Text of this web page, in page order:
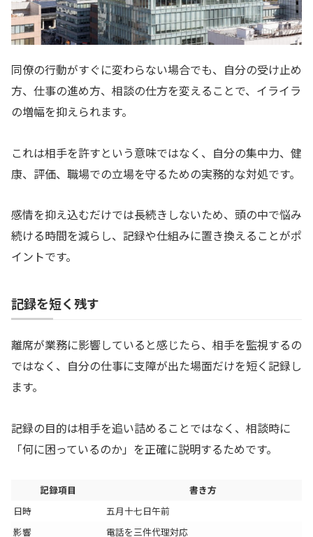
同僚の行動がすぐに変わらない場合でも、自分の受け止め
方、仕事の進め方、相談の仕方を変えることで、イライラ
の増幅を抑えられます。
これは相手を許すという意味ではなく、自分の集中力、健
康、評価、職場での立場を守るための実務的な対処です。
感情を抑え込むだけでは長続きしないため、頭の中で悩み
続ける時間を減らし、記録や仕組みに置き換えることがポ
イントです。
記録を短く残す
離席が業務に影響していると感じたら、相手を監視するの
ではなく、自分の仕事に支障が出た場面だけを短く記録し
ます。
記録の目的は相手を追い詰めることではなく、相談時に
「何に困っているのか」を正確に説明するためです。
記録項目
書き方
日時
五月十七日午前
影響
電話を三件代理対応